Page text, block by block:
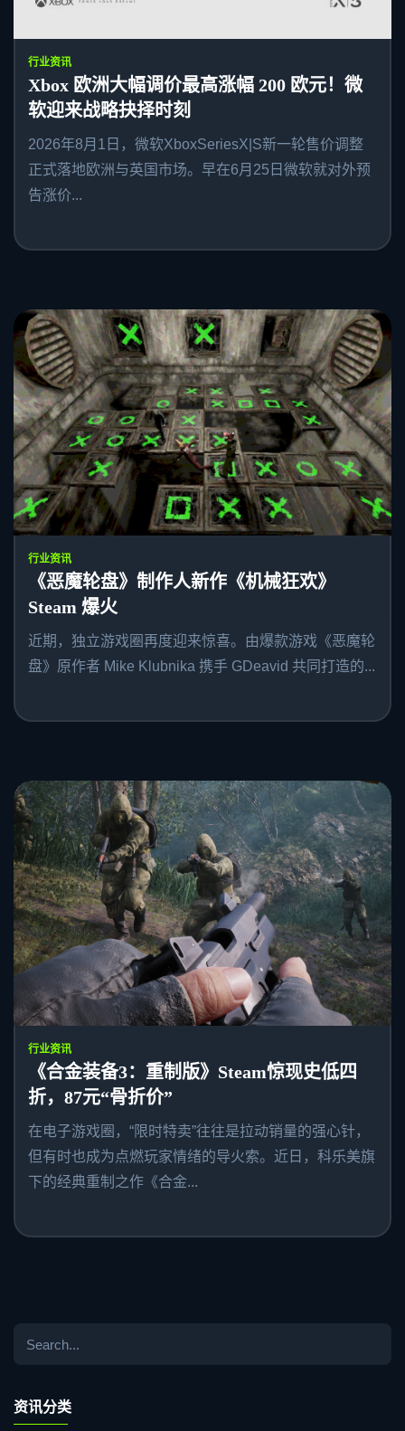
行业资讯
Xbox 欧洲大幅调价最高涨幅 200 欧元！微
软迎来战略抉择时刻
2026年8月1日，微软XboxSeriesX|S新一轮售价调整
正式落地欧洲与英国市场。早在6月25日微软就对外预
告涨价...
行业资讯
《恶魔轮盘》制作人新作《机械狂欢》
Steam 爆火
近期，独立游戏圈再度迎来惊喜。由爆款游戏《恶魔轮
盘》原作者 Mike Klubnika 携手 GDeavid 共同打造的...
行业资讯
《合金装备3：重制版》Steam惊现史低四
折，87元“骨折价”
在电子游戏圈，“限时特卖”往往是拉动销量的强心针，
但有时也成为点燃玩家情绪的导火索。近日，科乐美旗
下的经典重制之作《合金...
资讯分类